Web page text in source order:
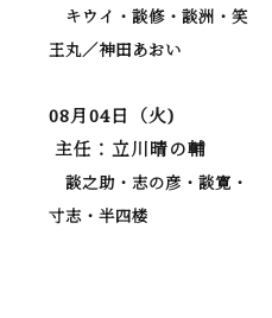
キウイ・談修・談洲・笑
王丸／神田あおい
08月04日（火)
主任：立川晴の輔
談之助・志の彦・談寛・
寸志・半四楼